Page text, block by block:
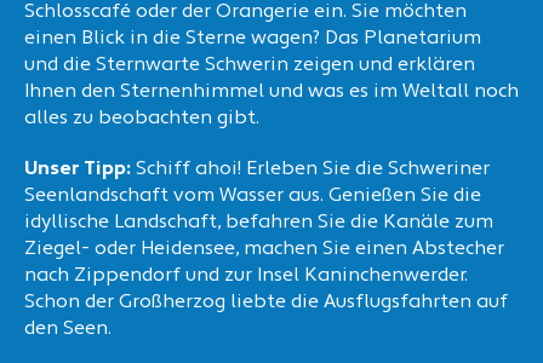
Schlosscafé oder der Orangerie ein. Sie möchten
einen Blick in die Sterne wagen? Das Planetarium
und die Sternwarte Schwerin zeigen und erklären
Ihnen den Sternenhimmel und was es im Weltall noch
alles zu beobachten gibt.
Unser Tipp: Schiff ahoi! Erleben Sie die Schweriner
Seenlandschaft vom Wasser aus. Genießen Sie die
idyllische Landschaft, befahren Sie die Kanäle zum
Ziegel- oder Heidensee, machen Sie einen Abstecher
nach Zippendorf und zur Insel Kaninchenwerder.
Schon der Großherzog liebte die Ausflugsfahrten auf
den Seen.